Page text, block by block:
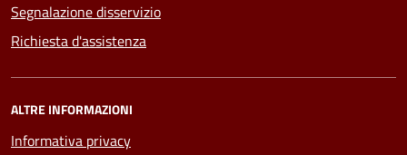
Segnalazione disservizio
Richiesta d'assistenza
ALTRE INFORMAZIONI
Informativa privacy